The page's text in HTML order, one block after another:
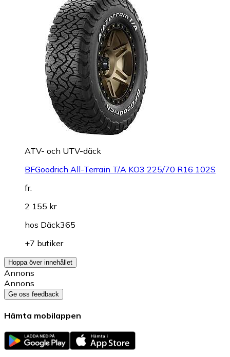
ATV- och UTV-däck
BFGoodrich All-Terrain T/A KO3 225/70 R16 102S
fr.
2 155 kr
hos Däck365
+7 butiker
Hoppa över innehållet
Annons
Annons
Ge oss feedback
Hämta mobilappen